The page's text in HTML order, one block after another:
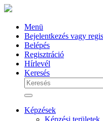
Menü
Bejelentkezés vagy
Belépés
Regisztráció
Hírlevél
Keresés
Képzések
Képzési területek